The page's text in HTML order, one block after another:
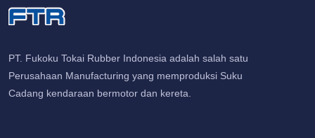
PT. Fukoku Tokai Rubber Indonesia adalah salah satu
Perusahaan Manufacturing yang memproduksi Suku
Cadang kendaraan bermotor dan kereta.